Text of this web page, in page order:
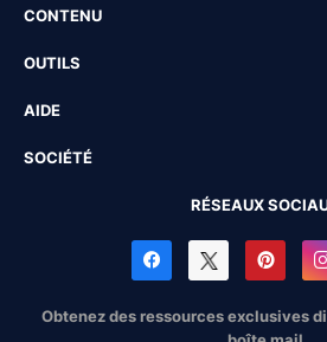
CONTENU
OUTILS
AIDE
SOCIÉTÉ
RÉSEAUX
Obtenez des ressources exclusives